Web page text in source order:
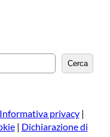
Cerca
Informativa privacy|
| Dichiarazione di